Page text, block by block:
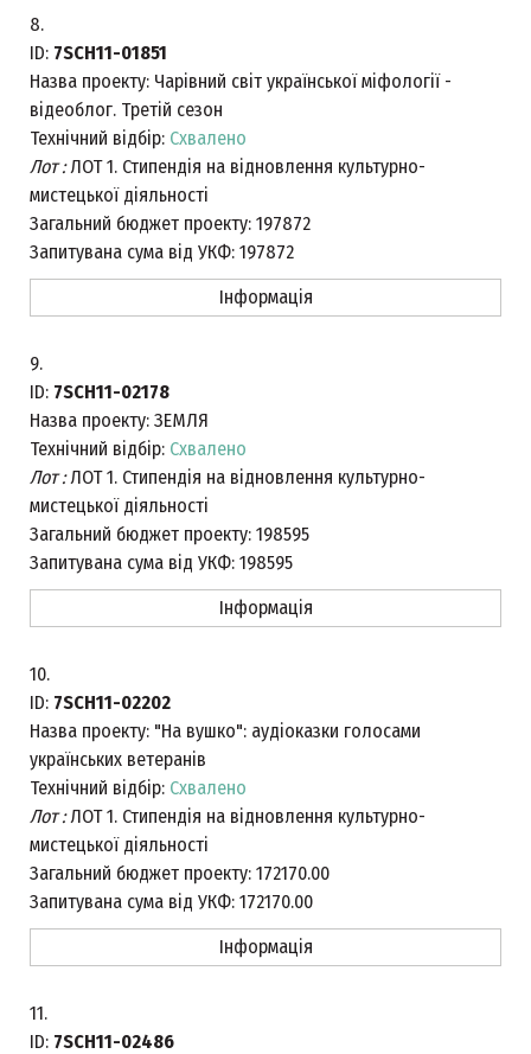
8.
ID: 7SCH11-01851
Назва проекту: Чарівний світ української міфології -
відеоблог. Третій сезон
Технічний відбір: Схвалено
Лот :ЛОТ 1. Стипендія на відновлення культурно-
мистецької діяльності
Загальний бюджет проекту: 197872
Запитувана сума від УКФ: 197872
Інформація
9.
ID: 7SCH11-02178
Назва проекту: ЗЕМЛЯ
Технічний відбір: Схвалено
Лот :ЛОТ 1. Стипендія на відновлення культурно-
мистецької діяльності
Загальний бюджет проекту: 198595
Запитувана сума від УКФ: 198595
Інформація
10.
ID: 7SCH11-02202
Назва проекту: "На вушко": аудіоказки голосами
українських ветеранів
Технічний відбір: Схвалено
Лот :ЛОТ 1. Стипендія на відновлення культурно-
мистецької діяльності
Загальний бюджет проекту: 172170.00
Запитувана сума від УКФ: 172170.00
Інформація
11.
ID: 7SCH11-02486